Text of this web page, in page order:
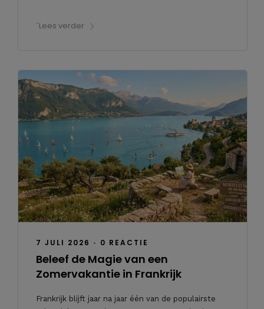
`Lees verder
7 JULI 2026 • 0 REACTIE
Beleef de Magie van een
Zomervakantie in Frankrijk
Frankrijk blijft jaar na jaar één van de populairste